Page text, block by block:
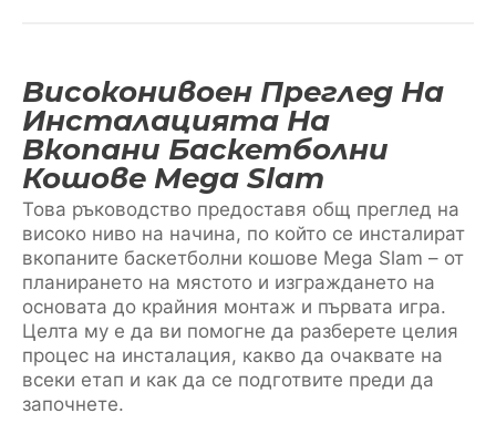
Високонивоен Преглед На
Инсталацията На
Вкопани Баскетболни
Кошове Mega Slam
Това ръководство предоставя общ преглед на
високо ниво на начина, по който се инсталират
вкопаните баскетболни кошове Mega Slam – от
планирането на мястото и изграждането на
основата до крайния монтаж и първата игра.
Целта му е да ви помогне да разберете целия
процес на инсталация, какво да очаквате на
всеки етап и как да се подготвите преди да
започнете.